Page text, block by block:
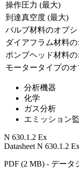
操作圧力 (最大)
到達真空度 (最大)
バルブ材料のオプシ
ダイアフラム材料
ポンプヘッド材料
モータータイプの
分析機器
化学
ガス分析
エミッション
N 630.1.2 Ex
Datasheet N 630.1.2
PDF (2 MB) - データ